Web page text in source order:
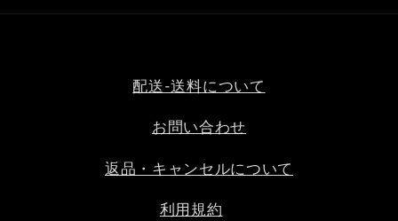
配送-送料について
お問い合わせ
返品・キャンセルについて
利用規約